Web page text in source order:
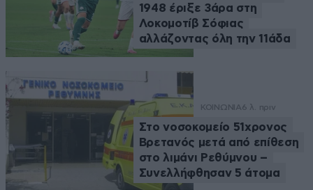
1948 έριξε 3άρα στη
Λοκομοτίβ Σόφιας
αλλάζοντας όλη την 11άδα
ΚΟΙΝΩΝΙΑ6 λ. πριν
Στο νοσοκομείο 51χρονος
Βρετανός μετά από επίθεση
στο λιμάνι Ρεθύμνου –
Συνελλήφθησαν 5 άτομα